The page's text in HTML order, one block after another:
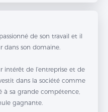
de son travail et il
dans son domaine.
intérêt de l’entreprise et de
dans la société comme
à sa grande compétence,
gagnante.